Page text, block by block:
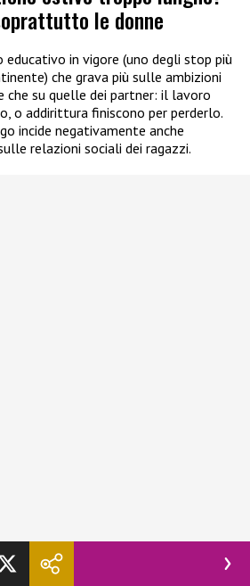
le donne
in vigore (uno degli stop più
che grava più sulle ambizioni
che su quelle dei partner: il lavoro
o addirittura finiscono per perderlo.
incide negativamente anche
relazioni sociali dei ragazzi.